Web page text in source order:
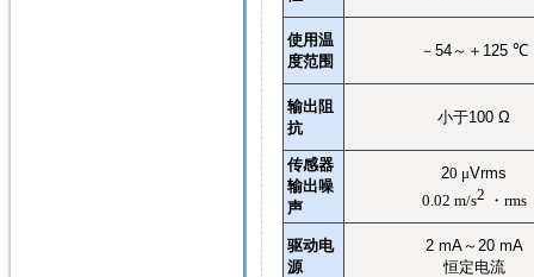
使用温
度范围
－54～＋ 125℃
输出阻
抗
小于100 Ω
传感器
输出噪
声
20 μVrms
0.02 m/s2 ・ rms
驱动电
源
2 mA～ 20 mA
恒定电流